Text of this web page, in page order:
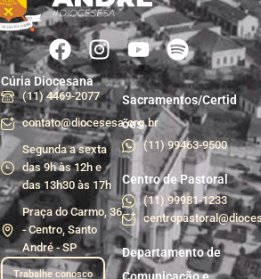
Cúria Diocesana
(11) 4469-2077
contato@diocesesa.org.br
Segunda a sexta
das 9h às 12h e
das 13h30 às 17h
Praça do Carmo, 36
- Centro, Santo
André - SP
Trabalhe conosco
Sacramentos/Certid
ões
(11) 99463-9500
Centro de Pastoral
(11) 99981-1233
Departamento de